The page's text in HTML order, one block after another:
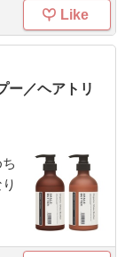
Like
ー／ヘアトリ